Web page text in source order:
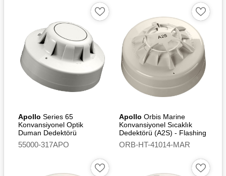
Apollo Series 65
Konvansiyonel Optik
Duman Dedektörü
55000-317APO
Apollo Orbis Marine
Konvansiyonel Sıcaklık
Dedektörü (A2S) - Flashing
Led
ORB-HT-41014-MAR